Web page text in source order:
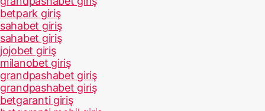
betpark giriş
sahabet giriş
sahabet giriş
jojobet giriş
milanobet giriş
grandpashabet giriş
grandpashabet giriş
betgaranti giriş